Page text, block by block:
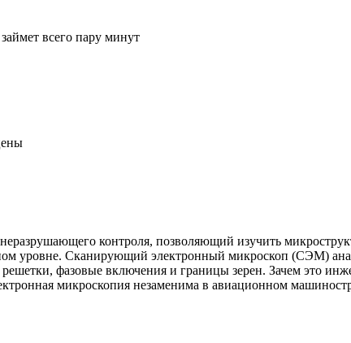
всего пару минут
контроля, позволяющий изучить
уровне. Сканирующий электронный микроскоп (СЭМ)
фазовые включения и границы зерен. Зачем это
микроскопия незаменима в авиационном